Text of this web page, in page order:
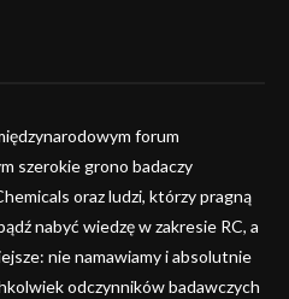
forum
szerokie grono badaczy
oraz ludzi, którzy pragną
nabyć wiedzę w zakresie RC, a
nie namawiamy i absolutnie
odczynników badawczych